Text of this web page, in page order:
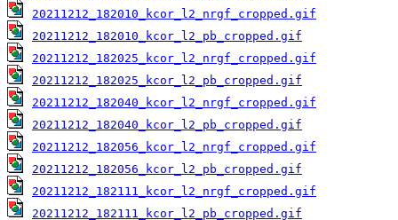
20211212_182010_kcor_l2_nrgf_cropped.gif
20211212_182010_kcor_l2_pb_cropped.gif
20211212_182025_kcor_l2_nrgf_cropped.gif
20211212_182025_kcor_l2_pb_cropped.gif
20211212_182040_kcor_l2_nrgf_cropped.gif
20211212_182040_kcor_l2_pb_cropped.gif
20211212_182056_kcor_l2_nrgf_cropped.gif
20211212_182056_kcor_l2_pb_cropped.gif
20211212_182111_kcor_l2_nrgf_cropped.gif
20211212_182111_kcor_l2_pb_cropped.gif